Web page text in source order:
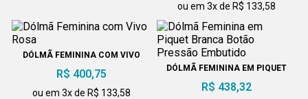
ou em 3x de R$ 133,58
DÓLMÃ FEMININA COM VIVO
R$ 400,75
ou em 3x de R$ 133,58
DÓLMÃ FEMININA EM PIQUET
EMBUTIDO
R$ 438,32